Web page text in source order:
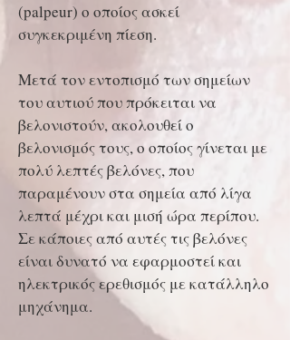
(palpeur) ο οποίος ασκεί
συγκεκριμένη πίεση.
Μετά τον εντοπισμό των σημείων
του αυτιού που πρόκειται να
βελονιστούν, ακολουθεί ο
βελονισμός τους, ο οποίος γίνεται με
πολύ λεπτές βελόνες, που
παραμένουν στα σημεία από λίγα
λεπτά μέχρι και μισή ώρα περίπου.
Σε κάποιες από αυτές τις βελόνες
είναι δυνατό να εφαρμοστεί και
ηλεκτρικός ερεθισμός με κατάλληλο
μηχάνημα.